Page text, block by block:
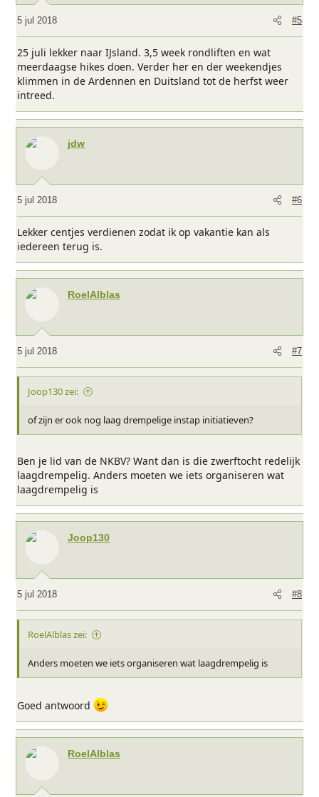
n
e
n
:
5 jul 2018 #5
25 juli lekker naar IJsland. 3,5 week rondliften en wat
meerdaagse hikes doen. Verder her en der weekendjes
klimmen in de Ardennen en Duitsland tot de herfst weer
intreed.
jdw
5 jul 2018 #6
Lekker centjes verdienen zodat ik op vakantie kan als
iedereen terug is.
RoelAlblas
5 jul 2018 #7
Joop130 zei:
of zijn er ook nog laag drempelige instap initiatieven?
Ben je lid van de NKBV? Want dan is die zwerftocht redelijk
laagdrempelig. Anders moeten we iets organiseren wat
laagdrempelig is
Joop130
5 jul 2018 #8
RoelAlblas zei:
Anders moeten we iets organiseren wat laagdrempelig is
Goed antwoord
RoelAlblas